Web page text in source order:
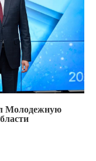
Молодежную